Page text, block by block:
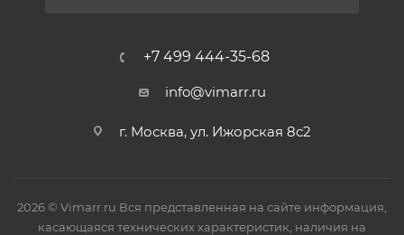
+7 499 444-35-68
info@vimarr.ru
г. Москва, ул. Ижорская 8с2
2026 © Vimarr.ru Вся представленная на сайте информация,
касающаяся технических характеристик, наличия на